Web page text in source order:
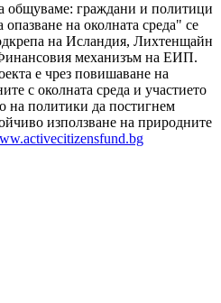
общуваме: граждани и политици
на околната среда" се
на Исландия, Лихтенщайн
механизъм на ЕИП.
е чрез повишаване на
с околната среда и участието
на политики да постигнем
използване на природните